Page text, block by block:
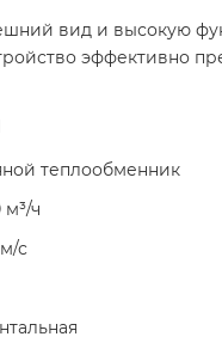
вид и высокую
эффективно
теплообменник
м³/ч
с